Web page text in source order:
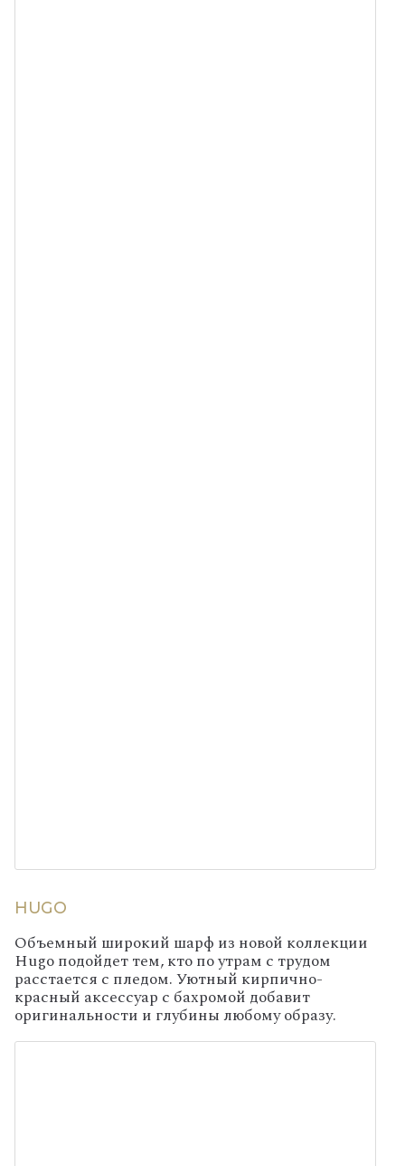
HUGO
Объемный широкий шарф из новой коллекции
Hugo подойдет тем, кто по утрам с трудом
расстается с пледом. Уютный кирпично-
красный аксессуар с бахромой добавит
оригинальности и глубины любому образу.